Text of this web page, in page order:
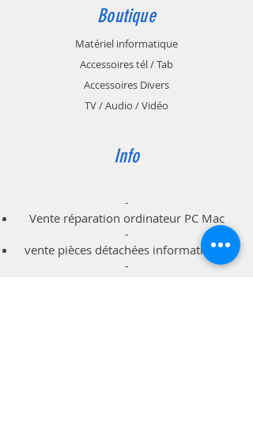
pour vous avec ces dimensions
impressionnantes: 90*40cm
Idéal sous le clavier, l'écran et la
souris de votre ordinateur de
repose main sous votre PC ou Mac
(Macbook) portable.
Boutique
Matériel informatique
Accessoires tél / Tab
Accessoires Divers
TV / Audio / Vidéo
Info
-
Vente réparation ordinateur PC Mac
-
vente pièces détachées informatiques
-